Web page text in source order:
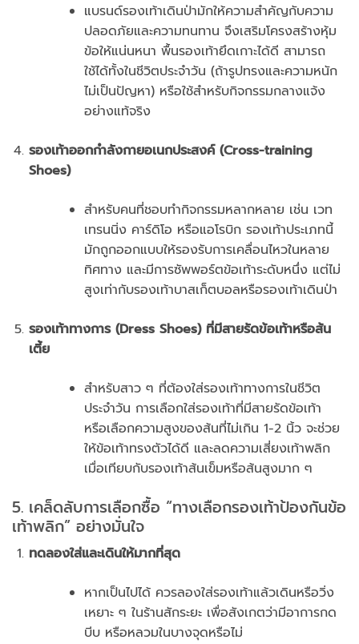
แบรนด์รองเท้าเดินป่ามักให้ความสำคัญกับความ
ปลอดภัยและความทนทาน จึงเสริมโครงสร้างหุ้ม
ข้อให้แน่นหนา พื้นรองเท้ายึดเกาะได้ดี สามารถ
ใช้ได้ทั้งในชีวิตประจำวัน (ถ้ารูปทรงและความหนัก
ไม่เป็นปัญหา) หรือใช้สำหรับกิจกรรมกลางแจ้ง
อย่างแท้จริง
รองเท้าออกกำลังกายอเนกประสงค์ (Cross-training
Shoes)
สำหรับคนที่ชอบทำกิจกรรมหลากหลาย เช่น เวท
เทรนนิ่ง คาร์ดิโอ หรือแอโรบิก รองเท้าประเภทนี้
มักถูกออกแบบให้รองรับการเคลื่อนไหวในหลาย
ทิศทาง และมีการซัพพอร์ตข้อเท้าระดับหนึ่ง แต่ไม่
สูงเท่ากับรองเท้าบาสเก็ตบอลหรือรองเท้าเดินป่า
รองเท้าทางการ (Dress Shoes) ที่มีสายรัดข้อเท้าหรือส้น
เตี้ย
สำหรับสาว ๆ ที่ต้องใส่รองเท้าทางการในชีวิต
ประจำวัน การเลือกใส่รองเท้าที่มีสายรัดข้อเท้า
หรือเลือกความสูงของส้นที่ไม่เกิน 1-2 นิ้ว จะช่วย
ให้ข้อเท้าทรงตัวได้ดี และลดความเสี่ยงเท้าพลิก
เมื่อเทียบกับรองเท้าส้นเข็มหรือส้นสูงมาก ๆ
5. เคล็ดลับการเลือกซื้อ “ทางเลือกรองเท้าป้องกันข้อ
เท้าพลิก” อย่างมั่นใจ
ทดลองใส่และเดินให้มากที่สุด
หากเป็นไปได้ ควรลองใส่รองเท้าแล้วเดินหรือวิ่ง
เหยาะ ๆ ในร้านสักระยะ เพื่อสังเกตว่ามีอาการกด
บีบ หรือหลวมในบางจุดหรือไม่